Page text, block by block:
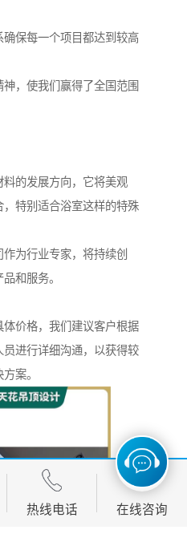
确保每一个项目都达到较高
，使我们赢得了全国范围
的发展方向，它将美观
特别适合浴室这样的特殊
为行业专家，将持续创
和服务。
价格，我们建议客户根据
员进行详细沟通，以获得较
案。
热线电话 在线咨询